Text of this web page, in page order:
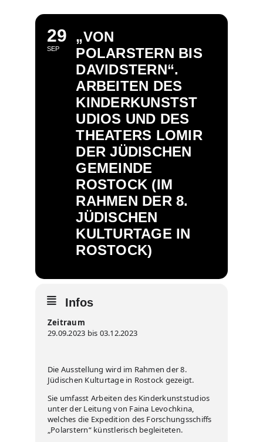
29
SEP
„VON
POLARSTERN BIS
DAVIDSTERN“.
ARBEITEN DES
KINDERKUNSTST
UDIOS UND DES
THEATERS LOMIR
DER JÜDISCHEN
GEMEINDE
ROSTOCK (IM
RAHMEN DER 8.
JÜDISCHEN
KULTURTAGE IN
ROSTOCK)
Infos
Zeitraum
29.09.2023 bis 03.12.2023
Die Ausstellung wird im Rahmen der 8.
Jüdischen Kulturtage in Rostock gezeigt.
Sie umfasst Arbeiten des Kinderkunststudios
unter der Leitung von Faina Levochkina,
welches die Expedition des Forschungsschiffs
„Polarstern“ künstlerisch begleiteten.